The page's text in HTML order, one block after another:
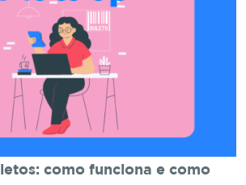
como funciona e como